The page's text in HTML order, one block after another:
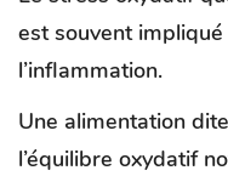
est souvent
l’inflammation.
Une alimentation
l’équilibre oxydatif